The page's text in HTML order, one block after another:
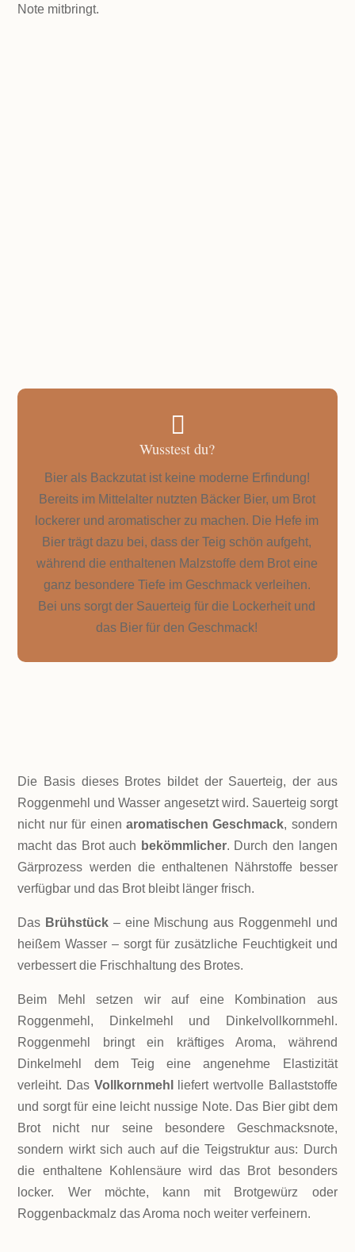
Note mitbringt.

Wusstest du?
Bier als Backzutat ist keine moderne Erfindung!
Bereits im Mittelalter nutzten Bäcker Bier, um Brot
lockerer und aromatischer zu machen. Die Hefe im
Bier trägt dazu bei, dass der Teig schön aufgeht,
während die enthaltenen Malzstoffe dem Brot eine
ganz besondere Tiefe im Geschmack verleihen.
Bei uns sorgt der Sauerteig für die Lockerheit und
das Bier für den Geschmack!
Die Basis dieses Brotes bildet der Sauerteig, der aus
Roggenmehl und Wasser angesetzt wird. Sauerteig sorgt
nicht nur für einen aromatischen Geschmack, sondern
macht das Brot auch bekömmlicher. Durch den langen
Gärprozess werden die enthaltenen Nährstoffe besser
verfügbar und das Brot bleibt länger frisch.
Das Brühstück – eine Mischung aus Roggenmehl und
heißem Wasser – sorgt für zusätzliche Feuchtigkeit und
verbessert die Frischhaltung des Brotes.
Beim Mehl setzen wir auf eine Kombination aus
Roggenmehl, Dinkelmehl und Dinkelvollkornmehl.
Roggenmehl bringt ein kräftiges Aroma, während
Dinkelmehl dem Teig eine angenehme Elastizität
verleiht. Das Vollkornmehl
liefert wertvolle Ballaststoffe
und sorgt für eine leicht nussige Note. Das Bier gibt dem
Brot nicht nur seine besondere Geschmacksnote,
sondern wirkt sich auch auf die Teigstruktur aus: Durch
die enthaltene Kohlensäure wird das Brot besonders
locker. Wer möchte, kann mit Brotgewürz oder
Roggenbackmalz das Aroma noch weiter verfeinern.